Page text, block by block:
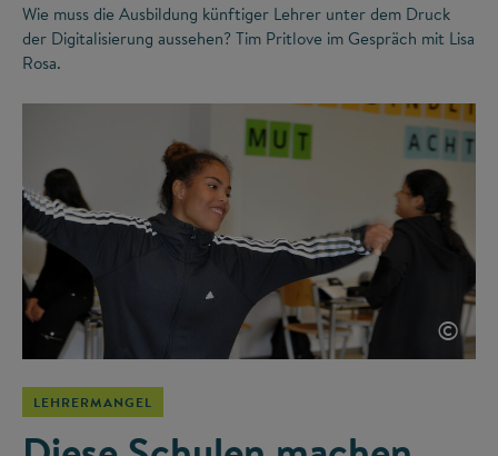
Wie muss die Ausbildung künftiger Lehrer unter dem Druck
der Digitalisierung aussehen? Tim Pritlove im Gespräch mit Lisa
Rosa.
©
LEHRERMANGEL